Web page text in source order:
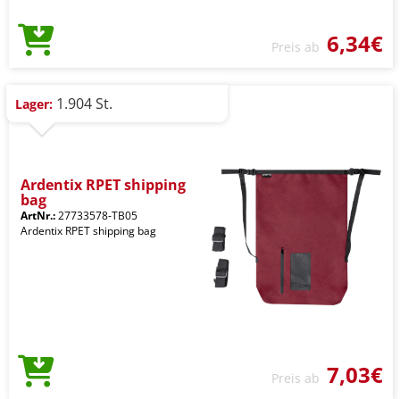
Preis ab 6,34€
Lager: 1.904 St.
Ardentix RPET shipping
bag
ArtNr.:27733578-TB05
Ardentix RPET shipping bag
Preis ab 7,03€